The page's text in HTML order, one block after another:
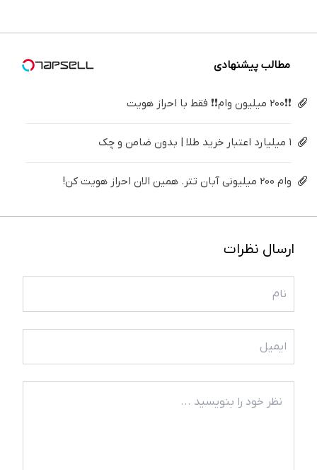
کن
کننده
مطالب پیشنهادی
❗❗200 میلیون وام❗❗ فقط با احراز هویت
۱ میلیارد اعتبار خرید طلا | بدون ضامن و چک
وام 200 میلیونی آبان تتر. همین الان احراز هویت کن!
ارسال نظرات